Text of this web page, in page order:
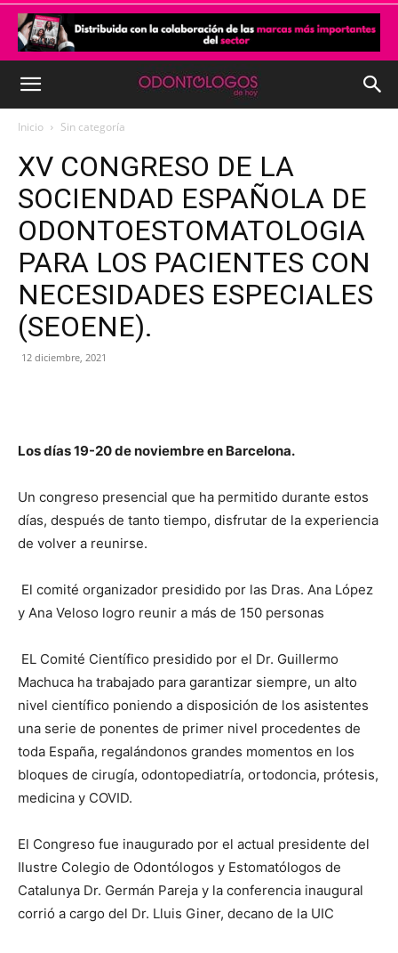
Inicio Sin categoría
XV CONGRESO DE LA
SOCIENDAD ESPAÑOLA DE
ODONTOESTOMATOLOGIA
PARA LOS PACIENTES CON
NECESIDADES ESPECIALES
(SEOENE).
12 diciembre, 2021
Los días 19-20 de noviembre en Barcelona.
Un congreso presencial que ha permitido durante estos
días, después de tanto tiempo, disfrutar de la experiencia
de volver a reunirse.
El comité organizador presidido por las Dras. Ana López
y Ana Veloso logro reunir a más de 150 personas
EL Comité Científico presidido por el Dr. Guillermo
Machuca ha trabajado para garantizar siempre, un alto
nivel científico poniendo a disposición de los asistentes
una serie de ponentes de primer nivel procedentes de
toda España, regalándonos grandes momentos en los
bloques de cirugía, odontopediatría, ortodoncia, prótesis,
medicina y COVID.
El Congreso fue inaugurado por el actual presidente del
Ilustre Colegio de Odontólogos y Estomatólogos de
Catalunya Dr. Germán Pareja y la conferencia inaugural
corrió a cargo del Dr. Lluis Giner, decano de la UIC